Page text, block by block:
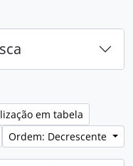
em tabela
Ordem: Decrescente